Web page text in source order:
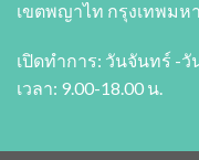
เขตพญาไท กรุงเทพมห
เปิดทำการ: วันจันทร์ -วั
เวลา: 9.00-18.00 น.